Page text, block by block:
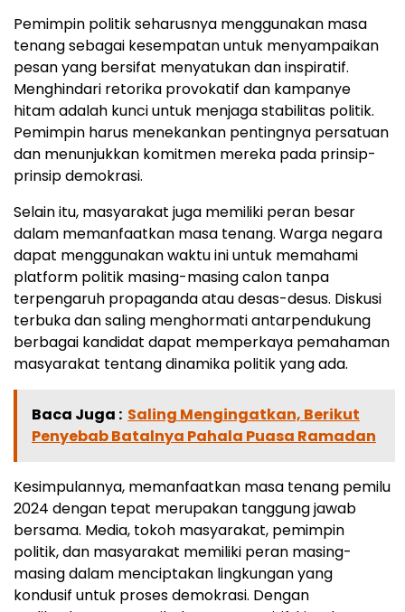
Pemimpin politik seharusnya menggunakan masa
tenang sebagai kesempatan untuk menyampaikan
pesan yang bersifat menyatukan dan inspiratif.
Menghindari retorika provokatif dan kampanye
hitam adalah kunci untuk menjaga stabilitas politik.
Pemimpin harus menekankan pentingnya persatuan
dan menunjukkan komitmen mereka pada prinsip-
prinsip demokrasi.
Selain itu, masyarakat juga memiliki peran besar
dalam memanfaatkan masa tenang. Warga negara
dapat menggunakan waktu ini untuk memahami
platform politik masing-masing calon tanpa
terpengaruh propaganda atau desas-desus. Diskusi
terbuka dan saling menghormati antarpendukung
berbagai kandidat dapat memperkaya pemahaman
masyarakat tentang dinamika politik yang ada.
Baca Juga : Saling Mengingatkan, Berikut
Penyebab Batalnya Pahala Puasa Ramadan
Kesimpulannya, memanfaatkan masa tenang pemilu
2024 dengan tepat merupakan tanggung jawab
bersama. Media, tokoh masyarakat, pemimpin
politik, dan masyarakat memiliki peran masing-
masing dalam menciptakan lingkungan yang
kondusif untuk proses demokrasi. Dengan